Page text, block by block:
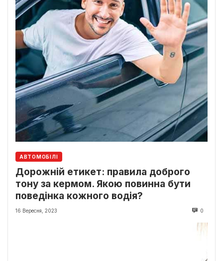
АВТОМОБІЛІ
Дорожній етикет: правила доброго
тону за кермом. Якою повинна бути
поведінка кожного водія?
16 Вересня, 2023 0